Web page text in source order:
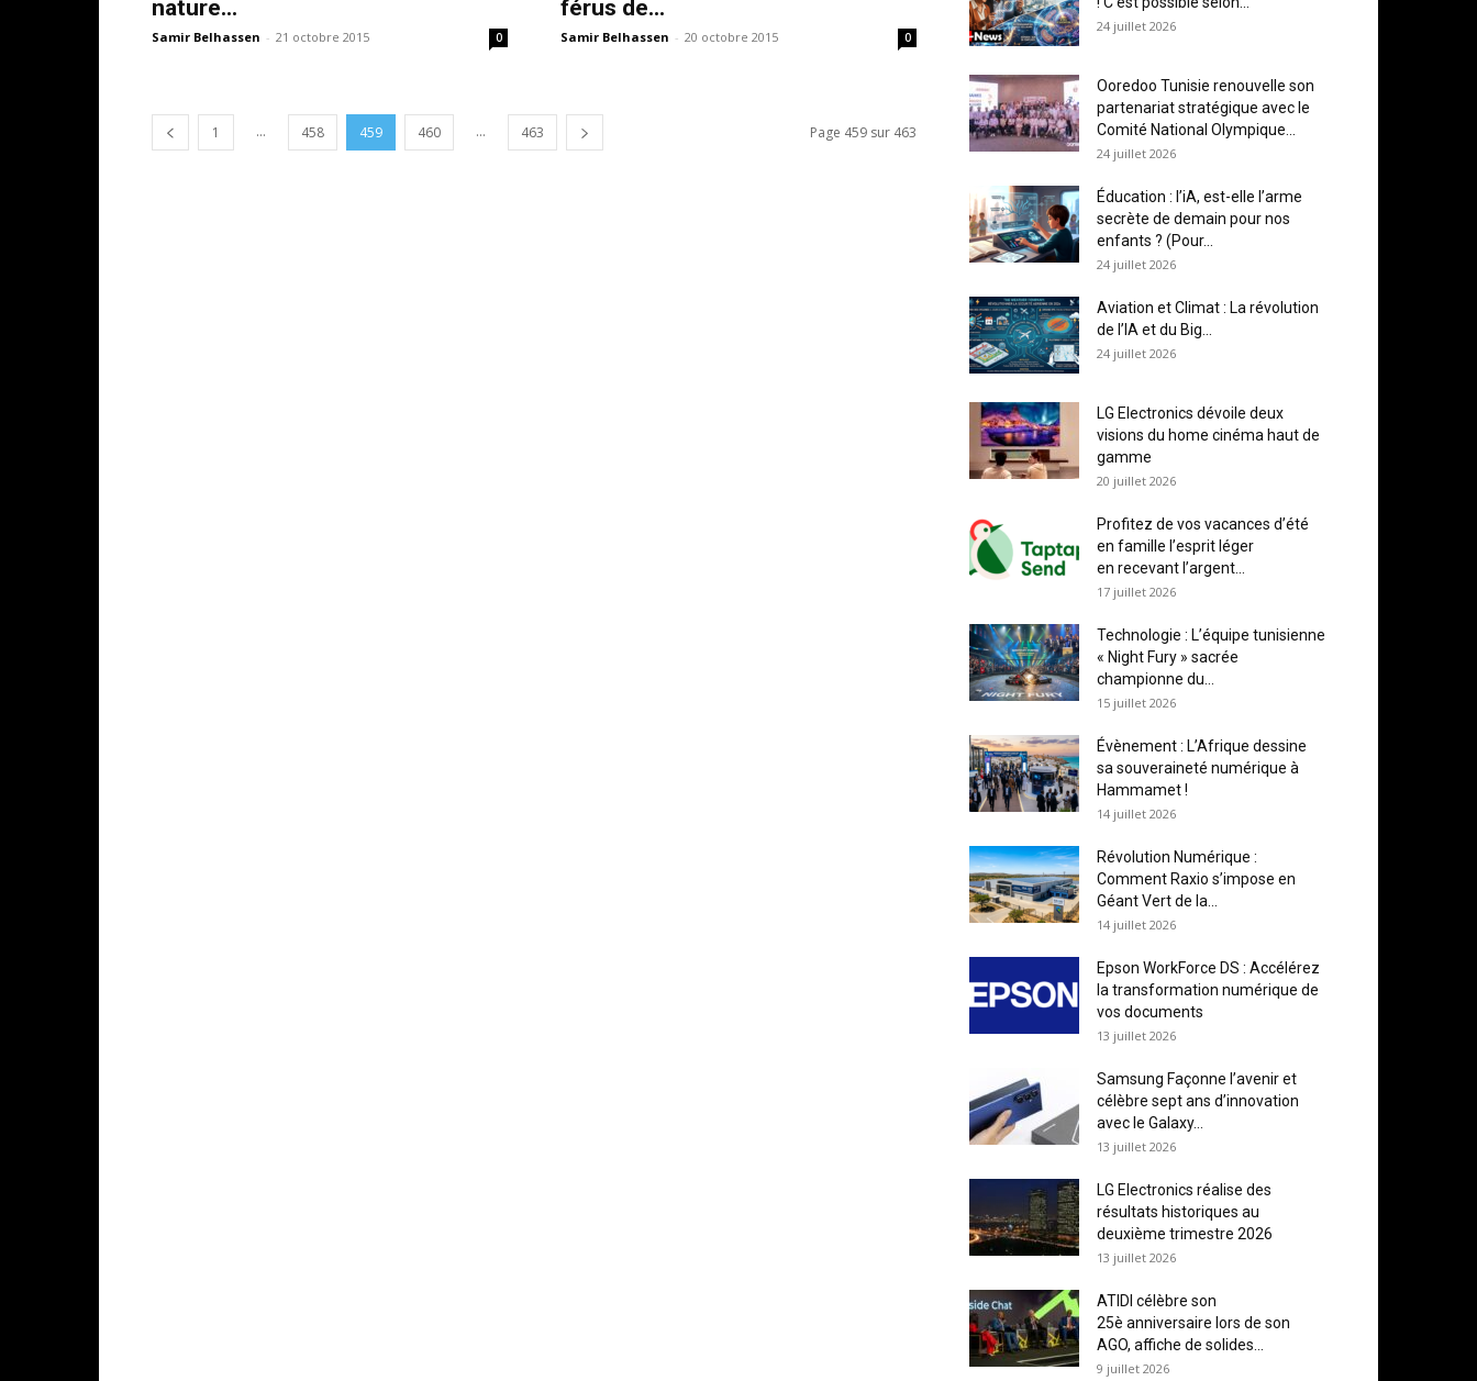
nature...
Samir Belhassen - 21 octobre 2015 0
férus de...
Samir Belhassen - 20 octobre 2015 0
1 ... 458 459 460 ... 463 Page 459 sur 463
24 juillet 2026
Ooredoo Tunisie renouvelle son
partenariat stratégique avec le
Comité National Olympique...
24 juillet 2026
Éducation : l’iA, est-elle l’arme
secrète de demain pour nos
enfants ? (Pour...
24 juillet 2026
Aviation et Climat : La révolution
de l’IA et du Big...
24 juillet 2026
LG Electronics dévoile deux
visions du home cinéma haut de
gamme
20 juillet 2026
Profitez de vos vacances d’été
en famille l’esprit léger
en recevant l’argent...
17 juillet 2026
Technologie : L’équipe tunisienne
« Night Fury » sacrée
championne du...
15 juillet 2026
Évènement : L’Afrique dessine
sa souveraineté numérique à
Hammamet !
14 juillet 2026
Révolution Numérique :
Comment Raxio s’impose en
Géant Vert de la...
14 juillet 2026
Epson WorkForce DS : Accélérez
la transformation numérique de
vos documents
13 juillet 2026
Samsung Façonne l’avenir et
célèbre sept ans d’innovation
avec le Galaxy...
13 juillet 2026
LG Electronics réalise des
résultats historiques au
deuxième trimestre 2026
13 juillet 2026
ATIDI célèbre son
25è anniversaire lors de son
AGO, affiche de solides...
9 juillet 2026